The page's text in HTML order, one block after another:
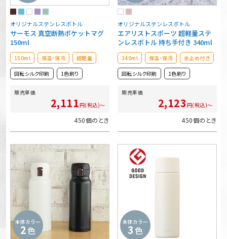
オリジナルステンレスボトル
サーモス 真空断熱ポケットマグ
150ml
150ml 保温・保冷 超軽量
回転シルク印刷 1色刷り
販売単価
2,111円(税込)～
450個のとき
オリジナルステンレスボトル
エアリストスポーツ 超軽量ステ
ンレスボトル 持ち手付き 340ml
340ml 保温・保冷 氷止め付き
回転シルク印刷 1色刷り
販売単価
2,123 円(税込)～
450個のとき
本体カラー
2色
本体カラー
3色